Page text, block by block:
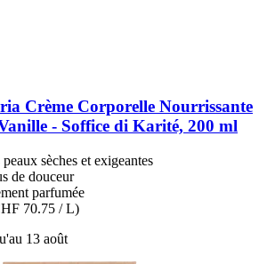
Crème Corporelle Nourrissante
-​ Soffice di Karité, 200 ml
sèches et exigeantes
de douceur
parfumée
70.75 / L)
13 août